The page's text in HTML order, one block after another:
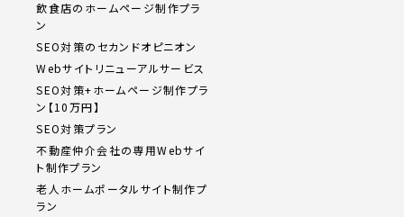
飲食店のホームページ制作プラ
ン
SEO対策のセカンドオピニオン
Webサイトリニューアルサービス
SEO対策+ホームページ制作プラ
ン【10万円】
SEO対策プラン
不動産仲介会社の専用Webサイ
ト制作プラン
老人ホームポータルサイト制作プ
ラン